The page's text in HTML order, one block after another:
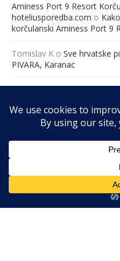
Aminess Port 9 Resort
hoteliusporedba.com o
korčulanski Aminess Port 9
Tomislav K o Sve hrvatske
PIVARA, Karanac
Međunarodna konferencija
„Ravnopravno roditeljstvo:
2026. godine u Zagrebu